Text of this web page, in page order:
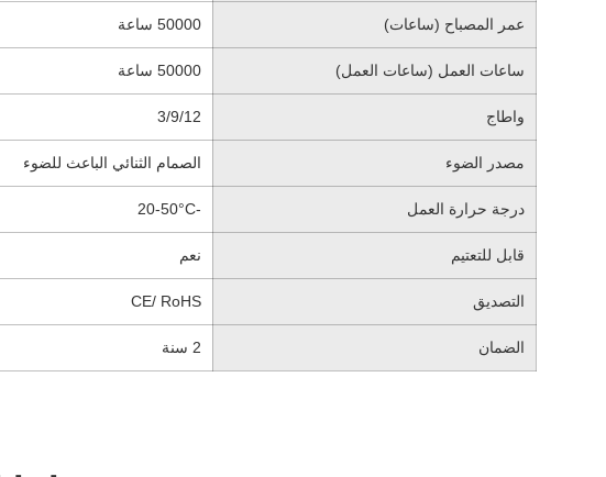
عمر المصباح (ساعات) 50000 ساعة
ساعات العمل (ساعات العمل) 50000 ساعة
واطاج 3/9/12
مصدر الضوء الصمام الثنائي الباعث للضوء
درجة حرارة العمل -20-50°C
قابل للتعتيم نعم
التصديق CE/ RoHS
الضمان 2 سنة